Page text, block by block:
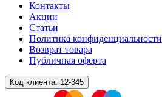
Контакты
Акции
Статьи
Политика конфиденциальности
Возврат товара
Публичная оферта
Код клиента: 12-345